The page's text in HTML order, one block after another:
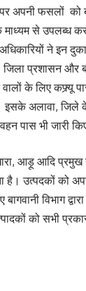
पर अपनी फसलों
से उपलब्ध
ने इन
प्रशासन और
के लिए कफ्र्यू
अलावा, जिले
पास भी जारी
आड़ू आदि
है। उत्पदकों को
विभाग द्वारा
को सभी